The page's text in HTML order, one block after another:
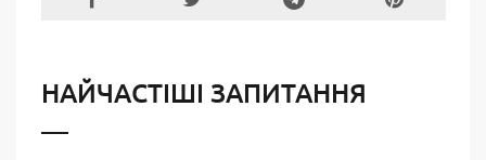
НАЙЧАСТІШІ ЗАПИТАННЯ